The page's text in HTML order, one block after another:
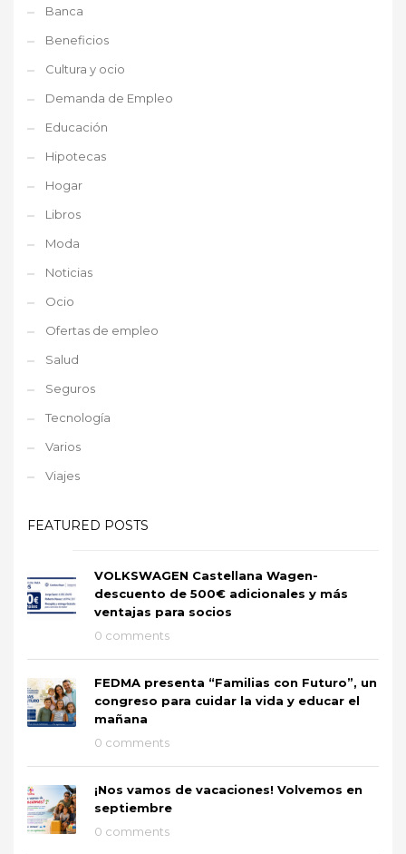
Banca
Beneficios
Cultura y ocio
Demanda de Empleo
Educación
Hipotecas
Hogar
Libros
Moda
Noticias
Ocio
Ofertas de empleo
Salud
Seguros
Tecnología
Varios
Viajes
FEATURED POSTS
VOLKSWAGEN Castellana Wagen-
descuento de 500€ adicionales y más
ventajas para socios
0 comments
FEDMA presenta “Familias con Futuro”, un
congreso para cuidar la vida y educar el
mañana
0 comments
¡Nos vamos de vacaciones! Volvemos en
septiembre
0 comments